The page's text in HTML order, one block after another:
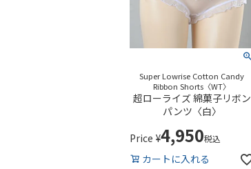
Super Lowrise Cotton Candy
Ribbon Shorts〈WT〉
超ローライズ 綿菓子リボン
パンツ〈白〉
Price ¥4,950税込
カートに入れる